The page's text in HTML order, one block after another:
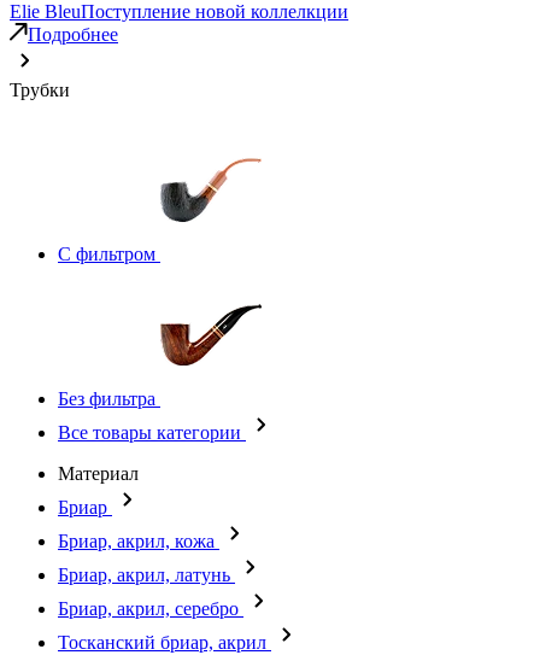
Elie BleuПоступление новой коллелкции
Подробнее
Трубки
С фильтром
Без фильтра
Все товары категории
Материал
Бриар
Бриар, акрил, кожа
Бриар, акрил, латунь
Бриар, акрил, серебро
Тосканский бриар, акрил